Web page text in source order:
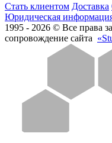
Стать клиентом Доставка
Юридическая
1995 - 2026 © Все права
сопровождение сайта